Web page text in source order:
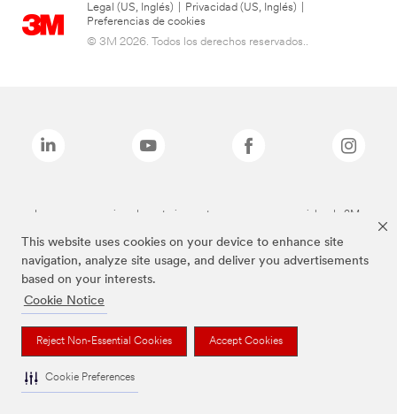
This website uses cookies on your device to enhance site
navigation, analyze site usage, and deliver you advertisements
based on your interests.
Cookie Notice
Reject Non-Essential Cookies Accept Cookies
Cookie Preferences
Legal (US, Inglés) Privacidad (US, Inglés)
Preferencias de cookies
© 3M 2026. Todos los derechos reservados..
Las marcas mencionadas anteriormente son marcas comerciales de 3M.